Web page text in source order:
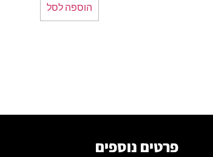
הוספה לסל
פרטים נוספים